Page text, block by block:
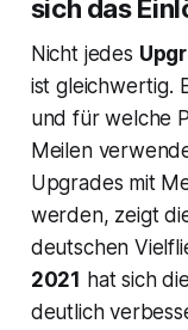
sich das
Nicht jedes
ist gleichwertig.
und für welche
Meilen
Upgrades mit
werden, zeigt
deutschen
2021
hat sich
deutlich